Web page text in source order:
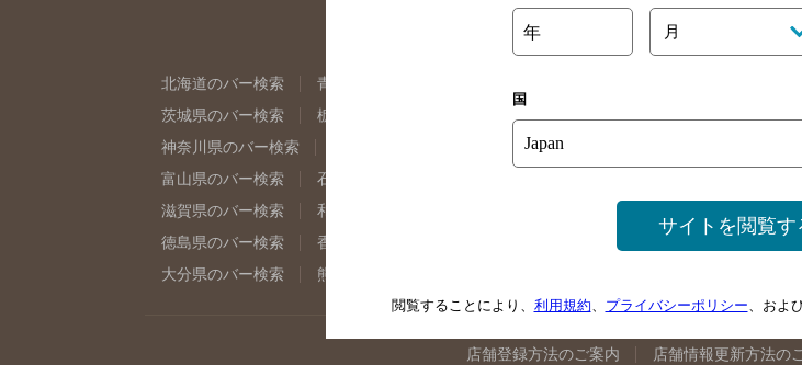
北海道のバー検索 青森県のバー検索
茨城県のバー検索
栃木県のバー検索
神奈川県のバー検索
埼玉県のバー検索
富山県のバー検索
石川県のバー検索
滋賀県のバー検索
和歌山県のバー検索
徳島県のバー検索
香川県のバー検索
大分県のバー検索
熊本県のバー検索
店舗登録方法のご案内 店舗情報更新方法の
年 月
国
サイトを閲覧す
閲覧することにより、 利用規約、 プライバシーポリシー、およ